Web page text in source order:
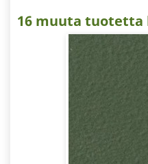
16 muuta tuotetta